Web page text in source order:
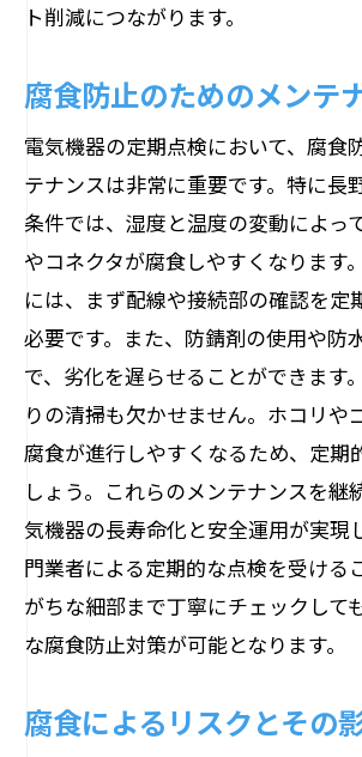
ト削減につながります。
腐食防止のためのメンテ
電気機器の定期点検において、腐食
テナンスは非常に重要です。特に長
条件では、湿度と温度の変動によっ
やコネクタが腐食しやすくなります
には、まず配線や接続部の確認を定
必要です。また、防錆剤の使用や防
で、劣化を遅らせることができます
りの清掃も欠かせません。ホコリや
腐食が進行しやすくなるため、定期
しょう。これらのメンテナンスを継
気機器の長寿命化と安全運用が実現
門業者による定期的な点検を受ける
がちな細部まで丁寧にチェックして
な腐食防止対策が可能となります。
腐食によるリスクとその